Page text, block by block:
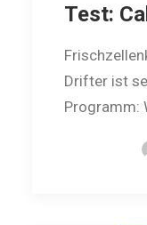
Test:
Drifter ist
Programm: